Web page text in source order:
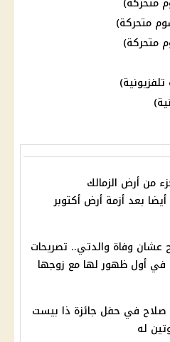
من أرض الزمالك
بعد أزمة أرض أكتوبر
وفاة والدتي.. تصريحات
في أول ظهور لها مع زوجها
في حفل جائزة ذا بيست
له